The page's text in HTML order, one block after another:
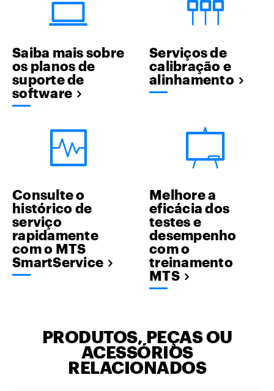
Saiba mais sobre
os planos de
suporte de
software
Serviços de
calibração e
alinhamento
Consulte o
histórico de
serviço
rapidamente
com o MTS
SmartService
Melhore a
eficácia dos
testes e
desempenho
com o
treinamento
MTS
PRODUTOS, PEÇAS OU
ACESSÓRIOS
RELACIONADOS